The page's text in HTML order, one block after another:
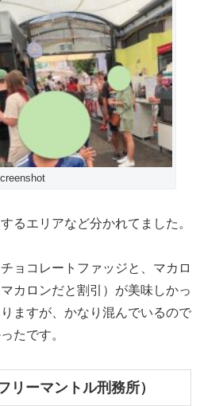
るエリアなど分かれてました。
ョコレートファッジと、マカロ
カロンだと割引）が美味しかっ
ますが、かなり混んでいるので
たです。
ーマントル刑務所）